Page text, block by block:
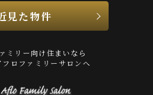
見た物件
ミリー向け住まいなら
ロファミリーサロンへ